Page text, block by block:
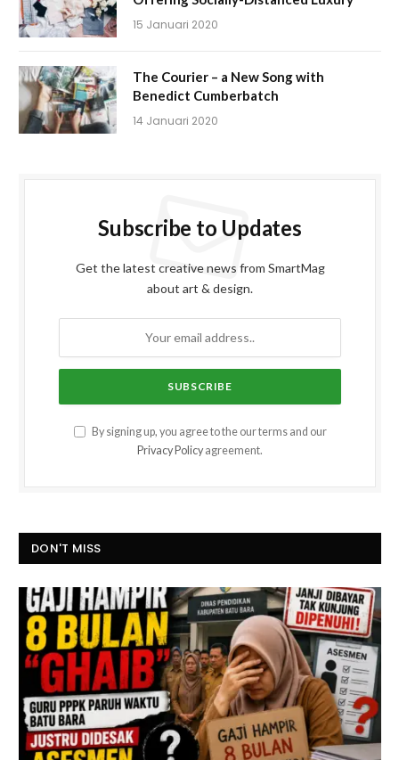
15 Januari 2020
The Courier – a New Song with
Benedict Cumberbatch
14 Januari 2020
Subscribe to Updates
Get the latest creative news from SmartMag
about art & design.
By signing up, you agree to the our terms and our
Privacy Policy agreement.
DON'T MISS